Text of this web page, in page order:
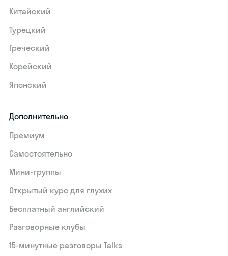
Китайский
Турецкий
Греческий
Корейский
Японский
Дополнительно
Премиум
Самостоятельно
Мини-группы
Открытый курс для глухих
Бесплатный английский
Разговорные клубы
15‑минутные разговоры Talks